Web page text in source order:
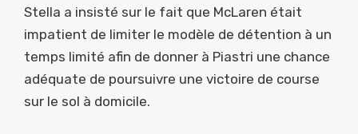
Stella a insisté sur le fait que McLaren était
impatient de limiter le modèle de détention à un
temps limité afin de donner à Piastri une chance
adéquate de poursuivre une victoire de course
sur le sol à domicile.